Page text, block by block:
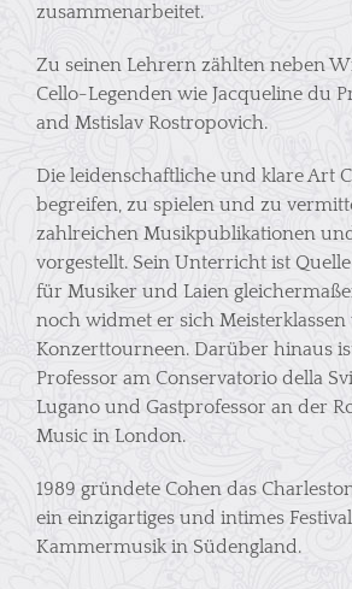
zusammenarbeitet.
Zu seinen Lehrern zählten neben
Cello-Legenden wie Jacqueline du
and Mstislav Rostropovich.
Die leidenschaftliche und klare Art
begreifen, zu spielen und zu
zahlreichen Musikpublikationen
vorgestellt. Sein Unterricht ist
für Musiker und Laien
noch widmet er sich
Konzerttourneen. Darüber hinaus
Professor am Conservatorio della
Lugano und Gastprofessor an der
Music in London.
1989 gründete Cohen das
ein einzigartiges und intimes
Kammermusik in Südengland.